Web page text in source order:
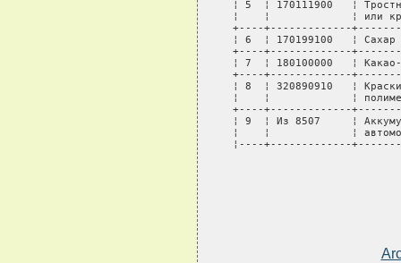
¦ 5  ¦ 170111900   ¦
¦    ¦             ¦ или
+----+-------------
¦ 6  ¦ 170199100   ¦
+----+-------------
¦ 7  ¦ 180100000   ¦
+----+-------------
¦ 8  ¦ 320890910   ¦
¦    ¦             ¦
+----+-------------
¦ 9  ¦ Из 8507     ¦
¦    ¦             ¦
¦----+-------------